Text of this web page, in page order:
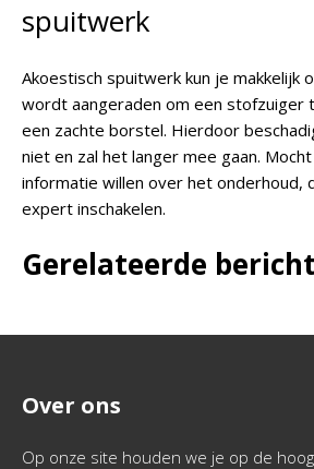
spuitwerk
Akoestisch spuitwerk kun je makkelijk
wordt aangeraden om een stofzuiger
een zachte borstel. Hierdoor
niet en zal het langer mee gaan.
informatie willen over het onderhoud,
expert inschakelen.
Gerelateerde
Over ons
Op onze site houden we je op de